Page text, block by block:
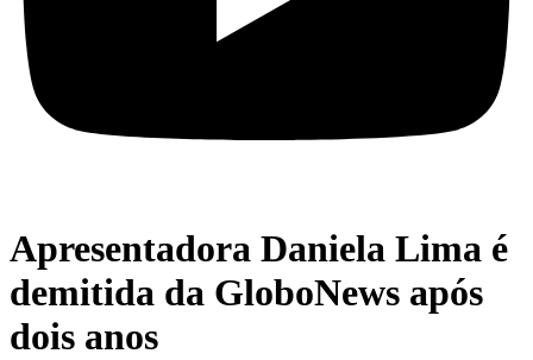
Apresentadora Daniela Lima é
demitida da GloboNews após
dois anos